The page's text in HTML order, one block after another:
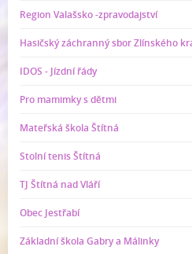
Region Valašsko -zpravodajství
Hasičský záchranný sbor Zlínského
IDOS - Jízdní řády
Pro mamimky s dětmi
Mateřská škola Štítná
Stolní tenis Štítná
TJ Štítná nad Vláří
Obec Jestřabí
Základní škola Gabry a Málinky